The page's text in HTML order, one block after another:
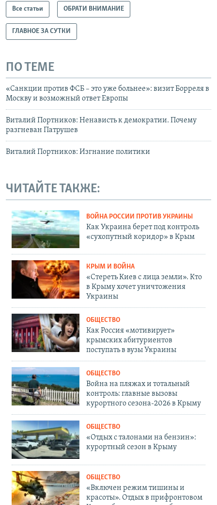
Все статьи ОБРАТИ ВНИМАНИЕ
ГЛАВНОЕ ЗА СУТКИ
ПО ТЕМЕ
«Санкции против ФСБ – это уже больнее»: визит Борреля в
Москву и возможный ответ Европы
Виталий Портников: Ненависть к демократии. Почему
разгневан Патрушев
Виталий Портников: Изгнание политики
ЧИТАЙТЕ ТАКЖЕ:
ВОЙНА РОССИИ ПРОТИВ УКРАИНЫ
Как Украина берет под контроль
«сухопутный коридор» в Крым
КРЫМ И ВОЙНА
«Стереть Киев с лица земли». Кто
в Крыму хочет уничтожения
Украины
ОБЩЕСТВО
Как Россия «мотивирует»
крымских абитуриентов
поступать в вузы Украины
ОБЩЕСТВО
Война на пляжах и тотальный
контроль: главные вызовы
курортного сезона-2026 в Крыму
ОБЩЕСТВО
«Отдых с талонами на бензин»:
курортный сезон в Крыму
ОБЩЕСТВО
«Включен режим тишины и
красоты». Отдых в прифронтовом